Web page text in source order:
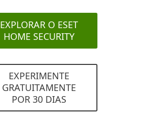
EXPLORAR O ESET
HOME SECURITY
EXPERIMENTE
GRATUITAMENTE
POR 30 DIAS